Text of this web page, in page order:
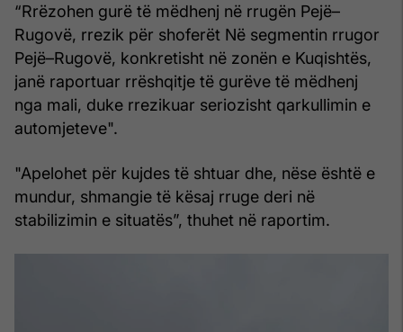
“Rrëzohen gurë të mëdhenj në rrugën Pejë–
Rugovë, rrezik për shoferët Në segmentin rrugor
Pejë–Rugovë, konkretisht në zonën e Kuqishtës,
janë raportuar rrëshqitje të gurëve të mëdhenj
nga mali, duke rrezikuar seriozisht qarkullimin e
automjeteve".
"Apelohet për kujdes të shtuar dhe, nëse është e
mundur, shmangie të kësaj rruge deri në
stabilizimin e situatës”, thuhet në raportim.